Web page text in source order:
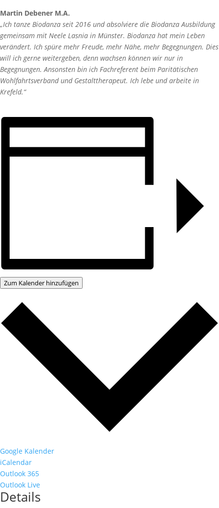
Martin Debener M.A.
„Ich tanze Biodanza seit 2016 und absolviere die Biodanza Ausbildung
gemeinsam mit Neele Lasnia in Münster. Biodanza hat mein Leben
verändert. Ich spüre mehr Freude, mehr Nähe, mehr Begegnungen. Dies
will ich gerne weitergeben, denn wachsen können wir nur in
Begegnungen. Ansonsten bin ich Fachreferent beim Paritätischen
Wohlfahrtsverband und Gestalttherapeut. Ich lebe und arbeite in
Krefeld.“
Zum Kalender hinzufügen
Google Kalender
iCalendar
Outlook 365
Outlook Live
Details